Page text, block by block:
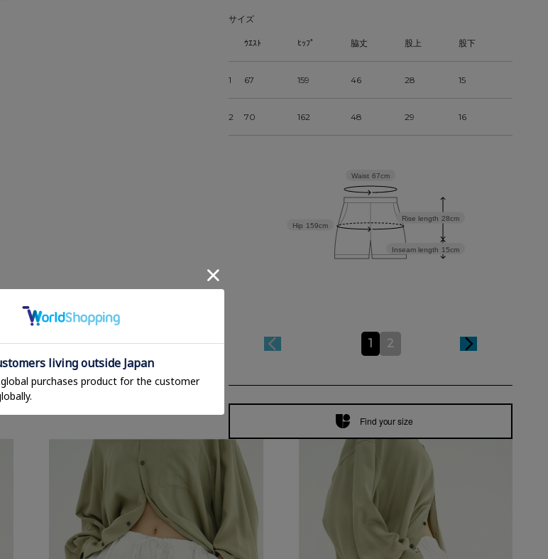
サイズ
ｳｴｽﾄ ﾋｯﾌﾟ 脇丈 股上 股下
1 67 159 46 28 15
2 70 162 48 29 16
Rise length 28cm
Inseam length 15cm
Hip 159cm
Waist 67cm
1 2
Find your size